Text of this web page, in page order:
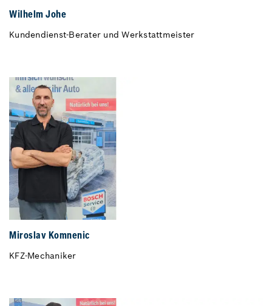
Wilhelm Johe
Kundendienst-Berater und Werkstattmeister
Miroslav Komnenic
KFZ-Mechaniker